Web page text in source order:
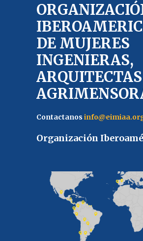
DE MUJERES
INGENIERAS,
Contactanos
Organización